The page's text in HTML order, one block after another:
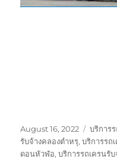
Posted
on
August 16, 2022 Tags
บริการ
รับจ้างคลองตำหรุ,บริการรถ
ดอนหัวฬ่อ,บริการรถเครนรั